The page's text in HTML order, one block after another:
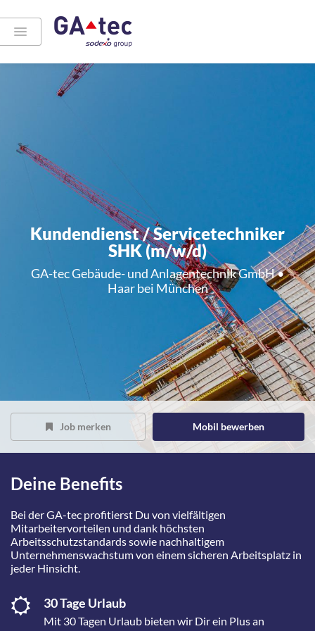
Kundendienst / Servicetechniker
SHK (m/w/d)
GA-tec Gebäude- und Anlagentechnik GmbH •
Haar bei München
Job merken Mobil bewerben
Deine Benefits
Bei der GA-tec profitierst Du von vielfältigen
Mitarbeitervorteilen und dank höchsten
Arbeitsschutzstandards sowie nachhaltigem
Unternehmenswachstum von einem sicheren Arbeitsplatz in
jeder Hinsicht.
30 Tage Urlaub
Mit 30 Tagen Urlaub bieten wir Dir ein Plus an